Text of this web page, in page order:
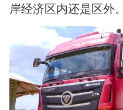
岸经济区内还是区外。 ​